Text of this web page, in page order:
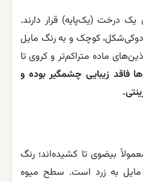
درخت (یک‌پایه) قرار دارند.
دوکی‌شکل، کوچک و به رنگ مایل
ماده متراکم‌تر و کروی تا
فاقد زیبایی چشمگیر بوده و
بیضوی تا کشیده‌اند؛ رنگ
به زرد است. سطح میوه